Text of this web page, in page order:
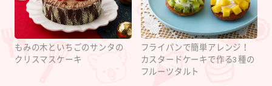
もみの木といちごのサンタの
クリスマスケーキ
フライパンで簡単アレンジ！
カスタードケーキで作る3種の
フルーツタルト